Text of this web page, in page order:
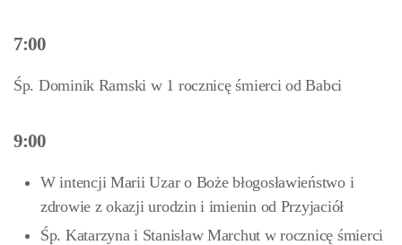
7:00
Śp. Dominik Ramski w 1 rocznicę śmierci od Babci
9:00
W intencji Marii Uzar o Boże błogosławieństwo i
zdrowie z okazji urodzin i imienin od Przyjaciół
Śp. Katarzyna i Stanisław Marchut w rocznicę śmierci